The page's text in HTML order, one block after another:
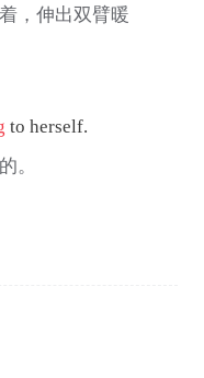
，伸出双臂暖
to herself.
。